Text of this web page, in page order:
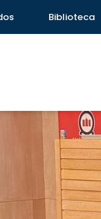
Biblioteca